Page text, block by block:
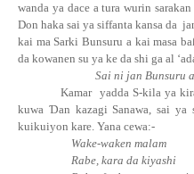
wanda ya dace a tura wurin
Don haka sai ya siffanta kansa da
kai ma Sarki Bunsuru a kai masa ba
da kowanen su ya ke da shi ga al
Sai ni jan Bunsuru
Kamar yadda S-kila ya
kuwa Ɗan kazagi Sanawa, sai
kuikuiyon kare. Yana cewa:-
Wake-waken malam
Rabe, kara da kiyashi